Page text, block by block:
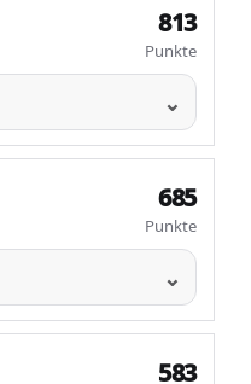
813
Punkte
685
Punkte
583